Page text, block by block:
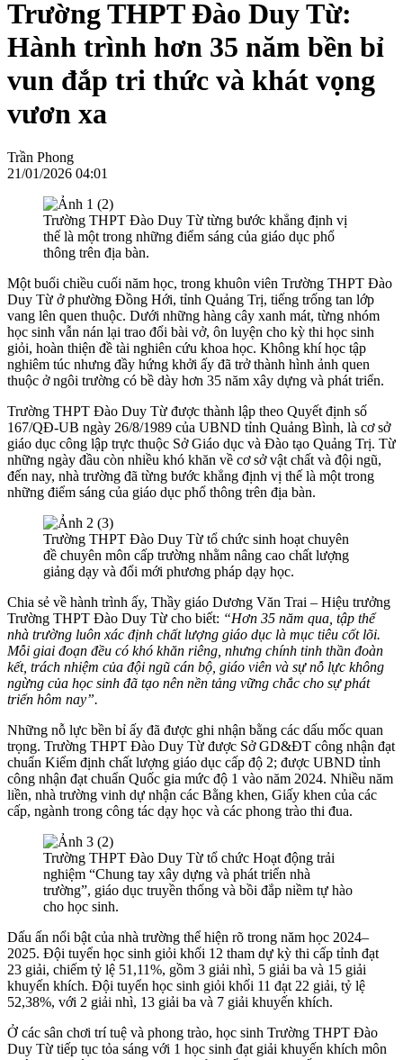
Trường THPT Đào Duy Từ:
Hành trình hơn 35 năm bền bỉ
vun đắp tri thức và khát vọng
vươn xa
Trần Phong
21/01/2026 04:01
Trường THPT Đào Duy Từ từng bước khẳng định vị
thế là một trong những điểm sáng của giáo dục phổ
thông trên địa bàn.
Một buổi chiều cuối năm học, trong khuôn viên Trường THPT Đào
Duy Từ ở phường Đồng Hới, tỉnh Quảng Trị, tiếng trống tan lớp
vang lên quen thuộc. Dưới những hàng cây xanh mát, từng nhóm
học sinh vẫn nán lại trao đổi bài vở, ôn luyện cho kỳ thi học sinh
giỏi, hoàn thiện đề tài nghiên cứu khoa học. Không khí học tập
nghiêm túc nhưng đầy hứng khởi ấy đã trở thành hình ảnh quen
thuộc ở ngôi trường có bề dày hơn 35 năm xây dựng và phát triển.
Trường THPT Đào Duy Từ được thành lập theo Quyết định số
167/QĐ-UB ngày 26/8/1989 của UBND tỉnh Quảng Bình, là cơ sở
giáo dục công lập trực thuộc Sở Giáo dục và Đào tạo Quảng Trị. Từ
những ngày đầu còn nhiều khó khăn về cơ sở vật chất và đội ngũ,
đến nay, nhà trường đã từng bước khẳng định vị thế là một trong
những điểm sáng của giáo dục phổ thông trên địa bàn.
Trường THPT Đào Duy Từ tổ chức sinh hoạt chuyên
đề chuyên môn cấp trường nhằm nâng cao chất lượng
giảng dạy và đổi mới phương pháp dạy học.
Chia sẻ về hành trình ấy, Thầy giáo Dương Văn Trai – Hiệu trưởng
Trường THPT Đào Duy Từ cho biết: “Hơn 35 năm qua, tập thể
nhà trường luôn xác định chất lượng giáo dục là mục tiêu cốt lõi.
Mỗi giai đoạn đều có khó khăn riêng, nhưng chính tinh thần đoàn
kết, trách nhiệm của đội ngũ cán bộ, giáo viên và sự nỗ lực không
ngừng của học sinh đã tạo nên nền tảng vững chắc cho sự phát
triển hôm nay”.
Những nỗ lực bền bỉ ấy đã được ghi nhận bằng các dấu mốc quan
trọng. Trường THPT Đào Duy Từ được Sở GD&ĐT công nhận đạt
chuẩn Kiểm định chất lượng giáo dục cấp độ 2; được UBND tỉnh
công nhận đạt chuẩn Quốc gia mức độ 1 vào năm 2024. Nhiều năm
liền, nhà trường vinh dự nhận các Bằng khen, Giấy khen của các
cấp, ngành trong công tác dạy học và các phong trào thi đua.
Trường THPT Đào Duy Từ tổ chức Hoạt động trải
nghiệm “Chung tay xây dựng và phát triển nhà
trường”, giáo dục truyền thống và bồi đắp niềm tự hào
cho học sinh.
Dấu ấn nổi bật của nhà trường thể hiện rõ trong năm học 2024–
2025. Đội tuyển học sinh giỏi khối 12 tham dự kỳ thi cấp tỉnh đạt
23 giải, chiếm tỷ lệ 51,11%, gồm 3 giải nhì, 5 giải ba và 15 giải
khuyến khích. Đội tuyển học sinh giỏi khối 11 đạt 22 giải, tỷ lệ
52,38%, với 2 giải nhì, 13 giải ba và 7 giải khuyến khích.
Ở các sân chơi trí tuệ và phong trào, học sinh Trường THPT Đào
Duy Từ tiếp tục tỏa sáng với 1 học sinh đạt giải khuyến khích môn